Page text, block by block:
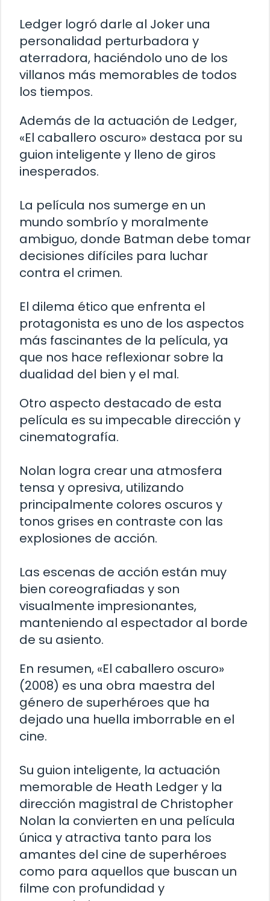
Ledger logró darle al Joker una
personalidad perturbadora y
aterradora, haciéndolo uno de los
villanos más memorables de todos
los tiempos.
Además de la actuación de Ledger,
«El caballero oscuro» destaca por su
guion inteligente y lleno de giros
inesperados.
La película nos sumerge en un
mundo sombrío y moralmente
ambiguo, donde Batman debe tomar
decisiones difíciles para luchar
contra el crimen.
El dilema ético que enfrenta el
protagonista es uno de los aspectos
más fascinantes de la película, ya
que nos hace reflexionar sobre la
dualidad del bien y el mal.
Otro aspecto destacado de esta
película es su impecable dirección y
cinematografía.
Nolan logra crear una atmosfera
tensa y opresiva, utilizando
principalmente colores oscuros y
tonos grises en contraste con las
explosiones de acción.
Las escenas de acción están muy
bien coreografiadas y son
visualmente impresionantes,
manteniendo al espectador al borde
de su asiento.
En resumen, «El caballero oscuro»
(2008) es una obra maestra del
género de superhéroes que ha
dejado una huella imborrable en el
cine.
Su guion inteligente, la actuación
memorable de Heath Ledger y la
dirección magistral de Christopher
Nolan la convierten en una película
única y atractiva tanto para los
amantes del cine de superhéroes
como para aquellos que buscan un
filme con profundidad y